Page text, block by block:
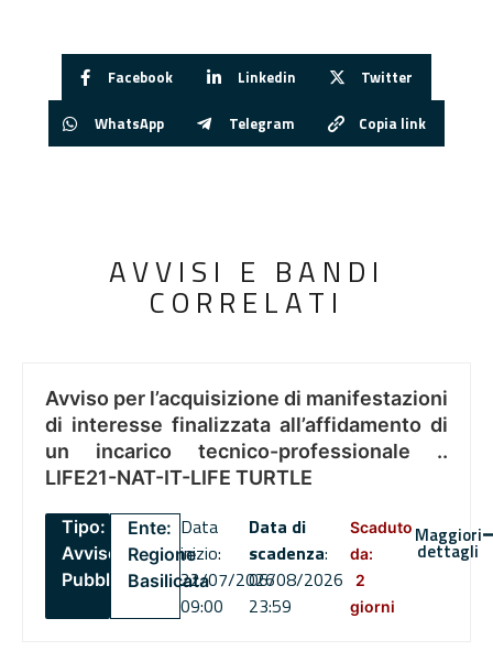
Facebook Linkedin Twitter
WhatsApp Telegram Copia link
AVVISI E BANDI
CORRELATI
Avviso per l’acquisizione di manifestazioni
di interesse finalizzata all’affidamento di
un incarico tecnico-professionale ..
LIFE21-NAT-IT-LIFE TURTLE
Tipo:
Avviso
Pubblico
Ente:
Regione
Basilicata
Data
inizio:
22/07/2026
09:00
Data di
scadenza:
06/08/2026
23:59
Scaduto
da:
2
giorni
Maggiori
dettagli